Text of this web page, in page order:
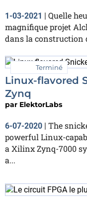
1-03-2021
Quelle
magnifique projet
dans la construction
Terminé
Linux-flavored
Zynq
par ElektorLabs
6-07-2020 | The
powerful Linux-
a Xilinx Zynq-7000
a...